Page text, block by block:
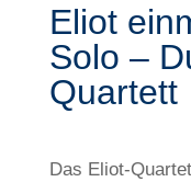
Eliot
Solo –
Quartett
Das Eliot-